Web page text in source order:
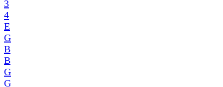
3
4
E
G
B
B
G
G